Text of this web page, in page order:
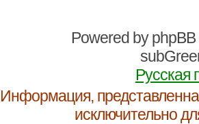
Powered byphpBB
Русская
Информация,
исключительно